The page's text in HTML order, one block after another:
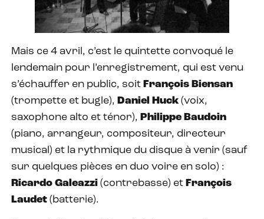
Mais ce 4 avril, c’est le quintette convoqué le
lendemain pour l’enregistrement, qui est venu
s’échauffer en public, soit François Biensan
(trompette et bugle), Daniel Huck (voix,
saxophone alto et ténor), Philippe Baudoin
(piano, arrangeur, compositeur, directeur
musical) et la rythmique du disque à venir (sauf
sur quelques pièces en duo voire en solo) :
Ricardo Galeazzi (contrebasse) et François
Laudet (batterie).